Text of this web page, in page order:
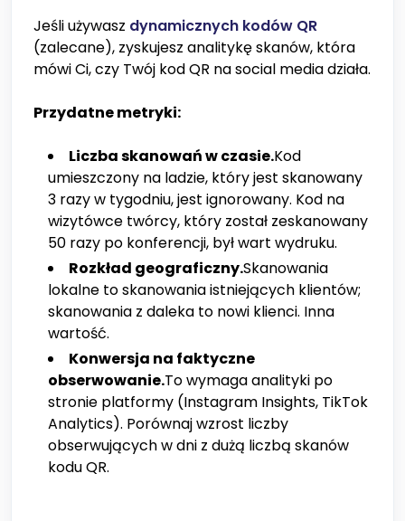
Jeśli używasz dynamicznych kodów QR
(zalecane), zyskujesz analitykę skanów, która
mówi Ci, czy Twój kod QR na social media działa.
Przydatne metryki:
Liczba skanowań w czasie.Kod
umieszczony na ladzie, który jest skanowany
3 razy w tygodniu, jest ignorowany. Kod na
wizytówce twórcy, który został zeskanowany
50 razy po konferencji, był wart wydruku.
Rozkład geograficzny.Skanowania
lokalne to skanowania istniejących klientów;
skanowania z daleka to nowi klienci. Inna
wartość.
Konwersja na faktyczne
obserwowanie.To wymaga analityki po
stronie platformy (Instagram Insights, TikTok
Analytics). Porównaj wzrost liczby
obserwujących w dni z dużą liczbą skanów
kodu QR.